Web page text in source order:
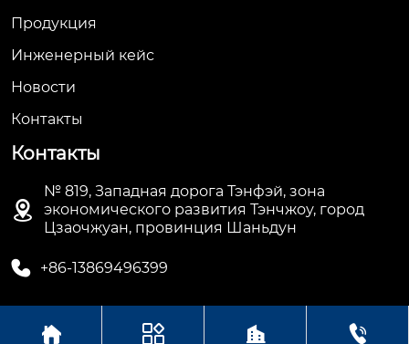
Продукция
Инженерный кейс
Новости
Контакты
Контакты

№ 819, Западная дорога Тэнфэй, зона
экономического развития Тэнчжоу, город
Цзаочжуан, провинция Шаньдун
 +86-13869496399
   